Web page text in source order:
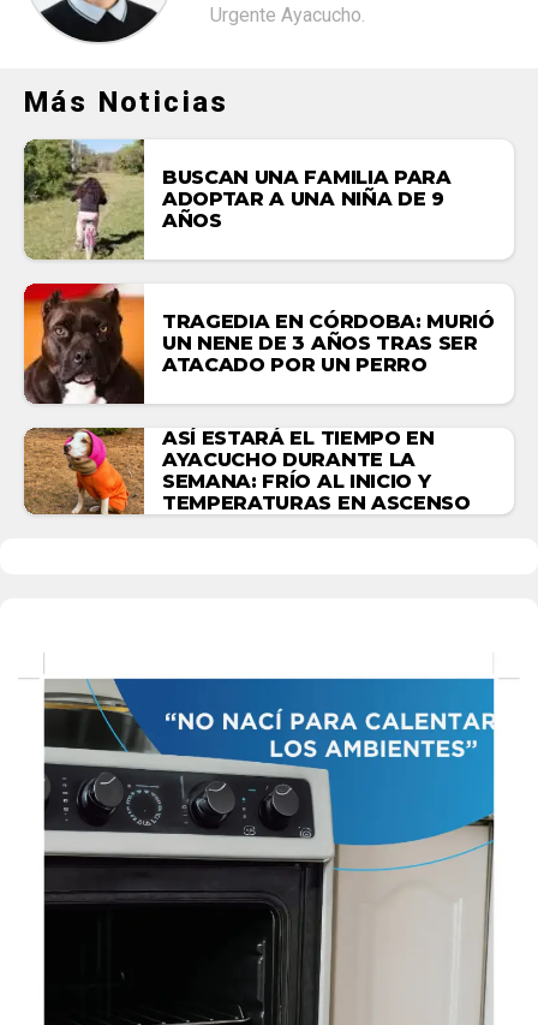
Urgente Ayacucho.
Más Noticias
BUSCAN UNA FAMILIA PARA
ADOPTAR A UNA NIÑA DE 9
AÑOS
TRAGEDIA EN CÓRDOBA: MURIÓ
UN NENE DE 3 AÑOS TRAS SER
ATACADO POR UN PERRO
ASÍ ESTARÁ EL TIEMPO EN
AYACUCHO DURANTE LA
SEMANA: FRÍO AL INICIO Y
TEMPERATURAS EN ASCENSO